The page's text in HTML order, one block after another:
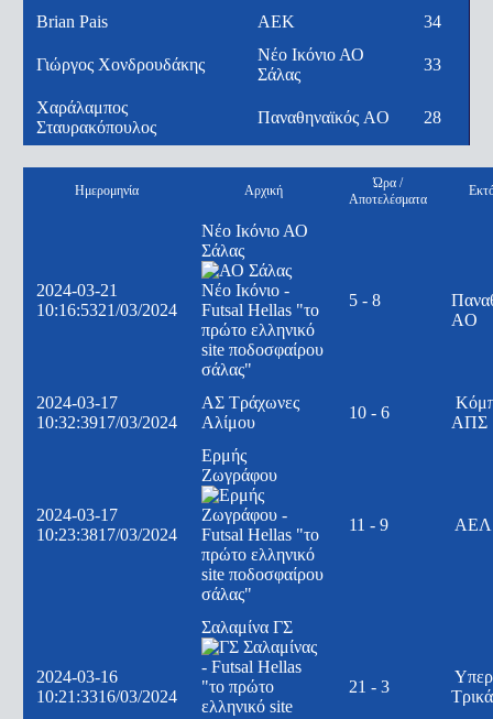
Brian Pais
ΑΕΚ 34
Γιώργος Χονδρουδάκης
Νέο Ικόνιο ΑΟ
Σάλας
33
Χαράλαμπος
Σταυρακόπουλος
Παναθηναϊκός AO 28
Ημερομηνία Αρχική
Ώρα /
Αποτελέσματα
2024-03-21
10:16:5321/03/2024
Νέο Ικόνιο ΑΟ
Σάλας
5 - 8
AO
2024-03-17
10:32:3917/03/2024
ΑΣ Τράχωνες
Αλίμου
10 - 6
ΑΠΣ
2024-03-17
10:23:3817/03/2024
Ερμής
Ζωγράφου
11 - 9 ΑΕΛ
2024-03-16
10:21:3316/03/2024
Σαλαμίνα ΓΣ
21 - 3